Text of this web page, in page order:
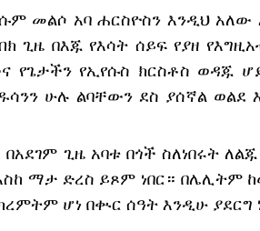
መልሶ አባ ሐርስዮስን እንዲህ
ጊዜ በእጁ የእሳት ሰይፍ የያዘ
የጌታችን የኢየሱስ ክርስቶስ ወዳጁ
ሁሉ ልባቸውን ደስ ያሰኛል ወልደ
ጊዜ አባቱ በጎች ስለነበሩት
ማታ ድረስ ይጾም ነበር። በሌሊትም
ሆነ በቊር ሰዓት እንዲሁ ያደርግ